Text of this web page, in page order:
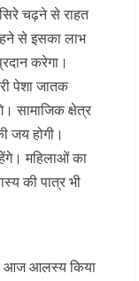
चढ़ने से राहत
से इसका लाभ
करेगा।
पेशा जातक
सामाजिक क्षेत्र
जय होगी।
महिलाओं का
की पात्र भी
आज आलस्य किया